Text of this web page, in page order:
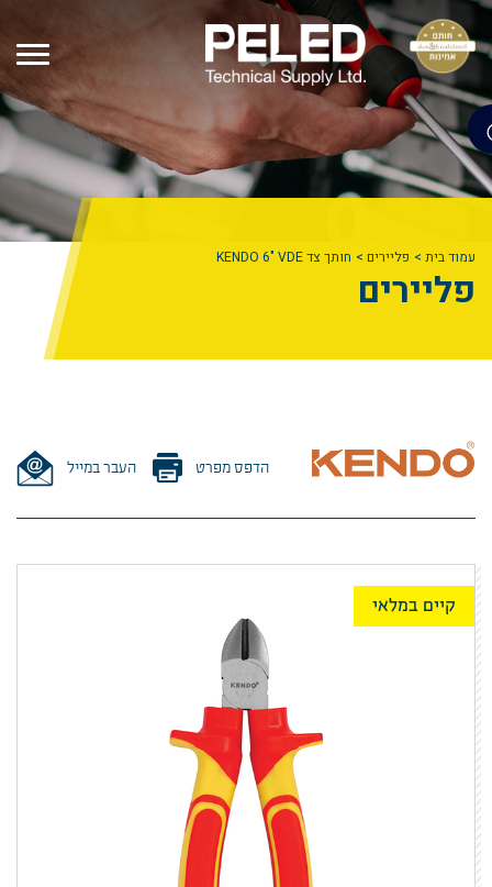
עמוד בית פליירים חותך צד KENDO 6" VDE
פליירים
הדפס מפרט העבר במייל
קיים במלאי